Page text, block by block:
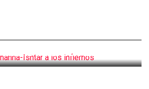
Inanna-Ishtar a los infiernos